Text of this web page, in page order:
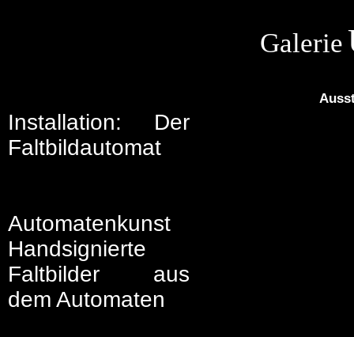
Galerie
Installation: Der
Faltbildautomat
Automatenkunst
Handsignierte
Faltbilder aus
dem Automaten